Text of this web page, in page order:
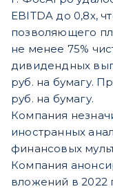
EBITDA до 0,8х,
позволяющего
не менее 75%
дивидендных
руб. на бумагу.
руб. на бумагу.
Компания
иностранных
финансовых
Компания
вложений в 2022